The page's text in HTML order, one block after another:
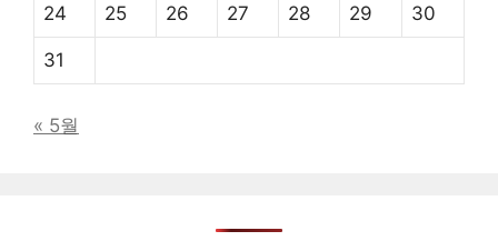
24 25 26 27 28 29 30
31
« 5월